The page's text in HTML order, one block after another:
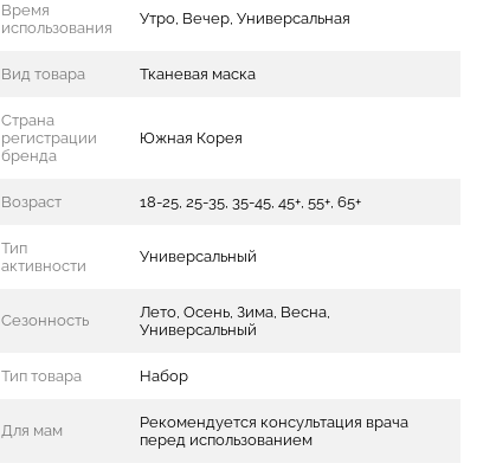
Время
использования
Утро, Вечер, Универсальная
Вид товара Тканевая маска
Страна
регистрации
бренда
Южная Корея
Возраст 18-25, 25-35, 35-45, 45+, 55+, 65+
Тип
активности
Универсальный
Сезонность
Лето, Осень, Зима, Весна,
Универсальный
Тип товара Набор
Для мам
Рекомендуется консультация врача
перед использованием